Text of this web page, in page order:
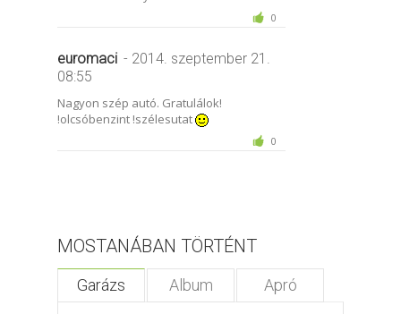
0
euromaci - 2014. szeptember 21.
08:55
Nagyon szép autó. Gratulálok!
!olcsóbenzint !szélesutat
0
MOSTANÁBAN TÖRTÉNT
Garázs Album Apró